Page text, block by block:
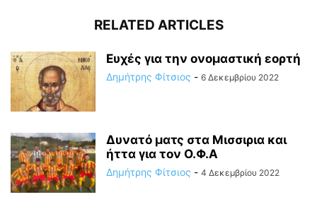
RELATED ARTICLES
Ευχές για την ονομαστική εορτή
Δημήτρης Φίτσιος - 6 Δεκεμβρίου 2022
Δυνατό ματς στα Μισσιρια και
ήττα για τον Ο.Φ.Α
Δημήτρης Φίτσιος - 4 Δεκεμβρίου 2022